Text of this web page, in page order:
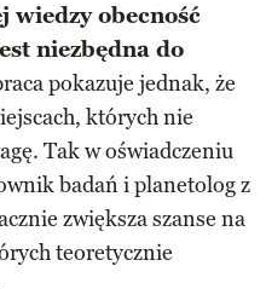
wiedzy obecność
niezbędna do
pokazuje jednak, że
których nie
Tak w oświadczeniu
badań i planetolog z
zwiększa szanse na
teoretycznie